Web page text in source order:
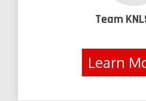
Team
Learn